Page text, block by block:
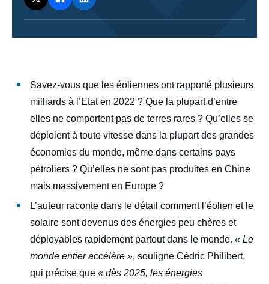
Savez-vous que les éoliennes ont rapporté plusieurs
milliards à l’Etat en 2022 ? Que la plupart d’entre
elles ne comportent pas de terres rares ? Qu’elles se
déploient à toute vitesse dans la plupart des grandes
économies du monde, même dans certains pays
pétroliers ? Qu’elles ne sont pas produites en Chine
mais massivement en Europe ?
L’auteur raconte dans le détail comment l’éolien et le
solaire sont devenus des énergies peu chères et
déployables rapidement partout dans le monde. « Le
monde entier accélère », souligne Cédric Philibert,
qui précise que « dès 2025, les énergies